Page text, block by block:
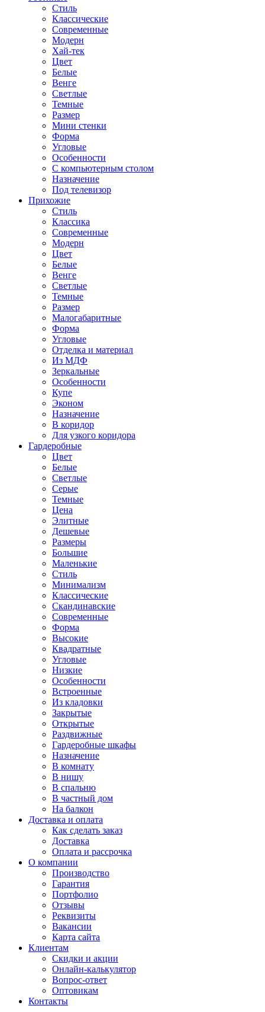
Стиль
Классические
Современные
Модерн
Хай-тек
Цвет
Белые
Венге
Светлые
Темные
Размер
Мини стенки
Форма
Угловые
Особенности
С компьютерным столом
Назначение
Под телевизор
Прихожие
Стиль
Классика
Современные
Модерн
Цвет
Белые
Венге
Светлые
Темные
Размер
Малогабаритные
Форма
Угловые
Отделка и материал
Из МДФ
Зеркальные
Особенности
Купе
Эконом
Назначение
В коридор
Для узкого коридора
Гардеробные
Цвет
Белые
Светлые
Серые
Темные
Цена
Элитные
Дешевые
Размеры
Большие
Маленькие
Стиль
Минимализм
Классические
Скандинавские
Современные
Форма
Высокие
Квадратные
Угловые
Низкие
Особенности
Встроенные
Из кладовки
Закрытые
Открытые
Раздвижные
Гардеробные шкафы
Назначение
В комнату
В нишу
В спальню
В частный дом
На балкон
Доставка и оплата
Как сделать заказ
Доставка
Оплата и рассрочка
О компании
Производство
Гарантия
Портфолио
Отзывы
Реквизиты
Вакансии
Карта сайта
Клиентам
Скидки и акции
Онлайн-калькулятор
Вопрос-ответ
Оптовикам
Контакты